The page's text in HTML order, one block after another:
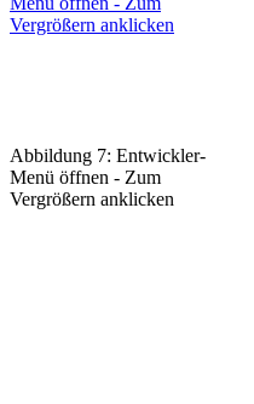
Abbildung 7: Entwickler-
Menü öffnen - Zum
Vergrößern anklicken